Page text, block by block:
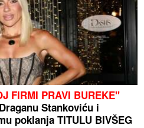
FIRMI PRAVI BUREKE"
Stankoviću i
poklanja TITULU BIVŠEG